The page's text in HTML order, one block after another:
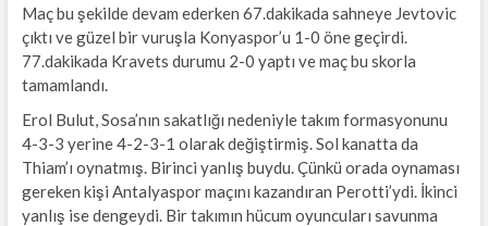
Maç bu şekilde devam ederken 67.dakikada sahneye Jevtovic
çıktı ve güzel bir vuruşla Konyaspor’u 1-0 öne geçirdi.
77.dakikada Kravets durumu 2-0 yaptı ve maç bu skorla
tamamlandı.
Erol Bulut, Sosa’nın sakatlığı nedeniyle takım formasyonunu
4-3-3 yerine 4-2-3-1 olarak değiştirmiş. Sol kanatta da
Thiam’ı oynatmış. Birinci yanlış buydu. Çünkü orada oynaması
gereken kişi Antalyaspor maçını kazandıran Perotti’ydi. İkinci
yanlış ise dengeydi. Bir takımın hücum oyuncuları savunma